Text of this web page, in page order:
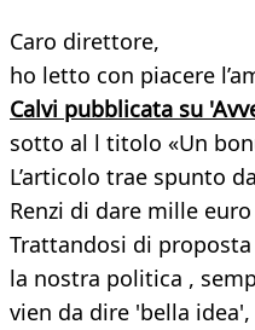
Caro direttore,
ho letto con piacere
Calvi pubblicata su
sotto al l titolo «Un
L’articolo trae spunto
Renzi di dare mille
Trattandosi di
la nostra politica ,
vien da dire 'bella